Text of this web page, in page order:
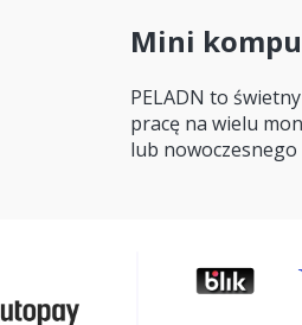
Mini
PELADN to
pracę na wielu
lub